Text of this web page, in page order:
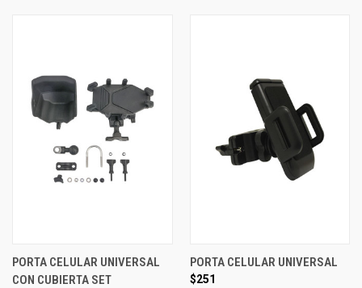
PORTA CELULAR UNIVERSAL
CON CUBIERTA SET
PORTA CELULAR UNIVERSAL
$251